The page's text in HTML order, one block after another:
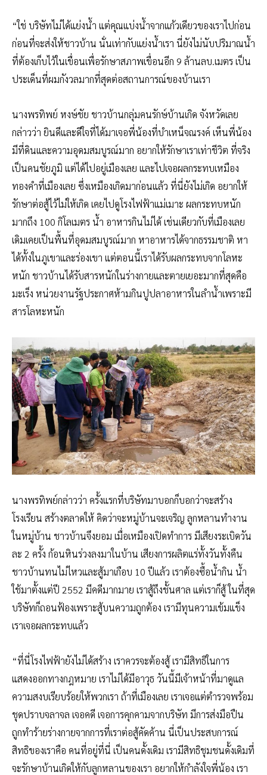
“ใช่ บริษัทไม่ได้แย่งน้ำ แต่คุณแบ่งน้ำจากแก้วเดียวของเราไปก่อน
ก่อนที่จะส่งให้ชาวบ้าน นั่นเท่ากับแย่งน้ำเรา นี่ยังไม่นับปริมาณน้ำ
ที่ต้องเก็บไว้ในเขื่อนเพื่อรักษาสภาพเขื่อนอีก 9 ล้านลบ.เมตร เป็น
ประเด็นที่ผมกังวลมากที่สุดต่อสถานการณ์ของบ้านเรา
นางพรทิพย์ หงษ์ชัย ชาวบ้านกลุ่มคนรักษ์บ้านเกิด จังหวัดเลย
กล่าวว่า ยินดีและดีใจที่ได้มาเจอพี่น้องที่บำเหน็จณรงค์ เห็นพี่น้อง
มีที่ดินและความอุดมสมบูรณ์มาก อยากให้รักษาเราเท่าชีวิต ที่จริง
เป็นคนชัยภูมิ แต่ได้ไปอยู่เมืองเลย และไปเจอผลกระทบเหมือง
ทองคำที่เมืองเลย ซึ่งเหมืองเกิดมาก่อนแล้ว ที่นี่ยังไม่เกิด อยากให้
รักษาต่อสู้ไว้ไม่ให้เกิด เคยไปดูโรงไฟฟ้าแม่เมาะ ผลกระทบหนัก
มากถึง 100 กิโลเมตร น้ำ อาหารกินไม่ได้ เช่นเดียวกับที่เมืองเลย
เดิมเคยเป็นพื้นที่อุดมสมบูรณ์มาก หาอาหารได้จากธรรมชาติ หา
ได้ทั้งในภูเขาและร่องเขา แต่ตอนนี้เราได้รับผลกระทบจากโลหะ
หนัก ชาวบ้านได้รับสารหนักในร่างกายและตายเยอะมากที่สุดคือ
มะเร็ง หน่วยงานรัฐประกาศห้ามกินปูปลาอาหารในลำน้ำเพราะมี
สารโลหะหนัก
นางพรทิพย์กล่าวว่า ครั้งแรกที่บริษัทมาบอกก็บอกว่าจะสร้าง
โรงเรียน สร้างตลาดให้ คิดว่าจะหมู่บ้านจะเจริญ ลูกหลานทำงาน
ในหมู่บ้าน ชาวบ้านจึงยอม เมื่อเหมืองเปิดทำการ มีเสียงระเบิดวัน
ละ 2 ครั้ง ก้อนหินร่วงลงมาในบ้าน เสียงการผลิตแร่ทั้งวันทั้งคืน
ชาวบ้านทนไม่ไหวและสู้มาเกือบ 10 ปีแล้ว เราต้องซื้อน้ำกิน น้ำ
ใช้มาตั้งแต่ปี 2552 มีคดีมากมาย เราสู้ถึงชั้นศาล แต่เราก็สู้ ในที่สุด
บริษัทก็ถอนฟ้องเพราะสู้บนความถูกต้อง เรามีทุนความเข้มแข็ง
เราเจอผลกระทบแล้ว
“ที่นี่โรงไฟฟ้ายังไม่ได้สร้าง เราควรจะต้องสู้ เรามีสิทธิในการ
แสดงออกทางกฎหมาย เราไม่ได้มีอาวุธ วันนี้มีเจ้าหน้าที่มาดูแล
ความสงบเรียบร้อยให้พวกเรา ถ้าที่เมืองเลย เราเจอแต่ตำรวจพร้อม
ชุดปราบจลาจล เจอคดี เจอการคุกคามจากบริษัท มีการส่งมือปืน
ถูกทำร้ายร่างกายจากการที่เราต่อสู้คัดค้าน นี่เป็นประสบการณ์
สิทธิของเราคือ คนที่อยู่ที่นี่ เป็นคนดั้งเดิม เรามีสิทธิชุมชนดั้งเดิมที่
จะรักษาบ้านเกิดให้กับลูกหลานของเรา อยากให้กำลังใจพี่น้อง เรา